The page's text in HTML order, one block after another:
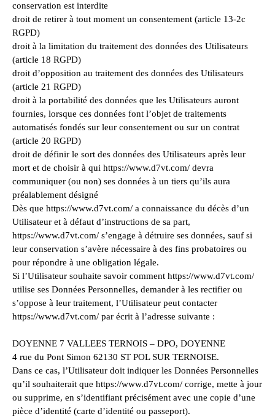
conservation est interdite
droit de retirer à tout moment un consentement (article 13-2c
RGPD)
droit à la limitation du traitement des données des Utilisateurs
(article 18 RGPD)
droit d’opposition au traitement des données des Utilisateurs
(article 21 RGPD)
droit à la portabilité des données que les Utilisateurs auront
fournies, lorsque ces données font l’objet de traitements
automatisés fondés sur leur consentement ou sur un contrat
(article 20 RGPD)
droit de définir le sort des données des Utilisateurs après leur
mort et de choisir à qui https://www.d7vt.com/ devra
communiquer (ou non) ses données à un tiers qu’ils aura
préalablement désigné
Dès que https://www.d7vt.com/ a connaissance du décès d’un
Utilisateur et à défaut d’instructions de sa part,
https://www.d7vt.com/ s’engage à détruire ses données, sauf si
leur conservation s’avère nécessaire à des fins probatoires ou
pour répondre à une obligation légale.
Si l’Utilisateur souhaite savoir comment https://www.d7vt.com/
utilise ses Données Personnelles, demander à les rectifier ou
s’oppose à leur traitement, l’Utilisateur peut contacter
https://www.d7vt.com/ par écrit à l’adresse suivante :
DOYENNE 7 VALLEES TERNOIS – DPO, DOYENNE
4 rue du Pont Simon 62130 ST POL SUR TERNOISE.
Dans ce cas, l’Utilisateur doit indiquer les Données Personnelles
qu’il souhaiterait que https://www.d7vt.com/ corrige, mette à jour
ou supprime, en s’identifiant précisément avec une copie d’une
pièce d’identité (carte d’identité ou passeport).